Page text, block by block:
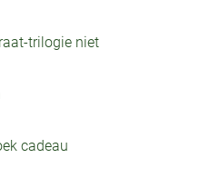
trilogie niet
cadeau